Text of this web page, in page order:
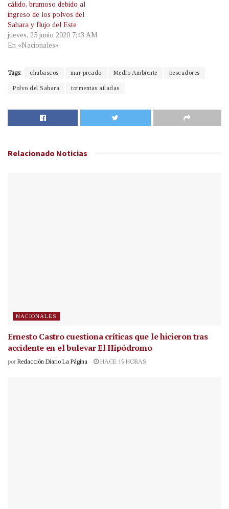
cálido, brumoso debido al
ingreso de los polvos del
Sahara y flujo del Este
jueves, 25 junio 2020 7:43 AM
En «Nacionales»
Tags: chubascos mar picado Medio Ambiente pescadores
Polvo del Sahara tormentas ailadas
Relacionado Noticias
NACIONALES
Ernesto Castro cuestiona críticas que le hicieron tras
accidente en el bulevar El Hipódromo
por Redacción Diario La Página HACE 15 HORAS